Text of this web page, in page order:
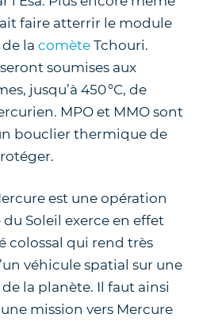
faire atterrir le module
de lacomète Tchouri.
soumises aux
jusqu’à 450 °C, de
MPO et MMO sont
bouclier thermique de
est une opération
Soleil exerce en effet
colossal qui rend très
véhicule spatial sur une
la planète. Il faut ainsi
mission vers Mercure